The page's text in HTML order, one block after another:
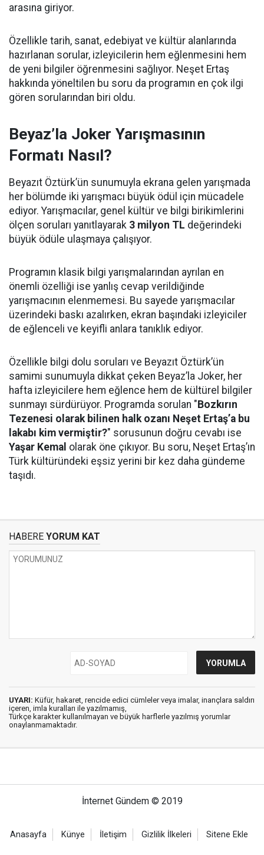
arasına giriyor.
Özellikle tarih, sanat, edebiyat ve kültür alanlarında
hazırlanan sorular, izleyicilerin hem eğlenmesini hem
de yeni bilgiler öğrenmesini sağlıyor. Neşet Ertaş
hakkında yöneltilen bu soru da programın en çok ilgi
gören sorularından biri oldu.
Beyaz’la Joker Yarışmasının
Formatı Nasıl?
Beyazıt Öztürk’ün sunumuyla ekrana gelen yarışmada
her bölümde iki yarışmacı büyük ödül için mücadele
ediyor. Yarışmacılar, genel kültür ve bilgi birikimlerini
ölçen soruları yanıtlayarak 3 milyon TL değerindeki
büyük ödüle ulaşmaya çalışıyor.
Programın klasik bilgi yarışmalarından ayrılan en
önemli özelliği ise yanlış cevap verildiğinde
yarışmacının elenmemesi. Bu sayede yarışmacılar
üzerindeki baskı azalırken, ekran başındaki izleyiciler
de eğlenceli ve keyifli anlara tanıklık ediyor.
Özellikle bilgi dolu soruları ve Beyazıt Öztürk’ün
samimi sunumuyla dikkat çeken Beyaz’la Joker, her
hafta izleyicilere hem eğlence hem de kültürel bilgiler
sunmayı sürdürüyor. Programda sorulan " Bozkırın
Tezenesi olarak bilinen halk ozanı Neşet Ertaş’a bu
lakabı kim vermiştir?" sorusunun doğru cevabı ise
Yaşar Kemal olarak öne çıkıyor. Bu soru, Neşet Ertaş’ın
Türk kültüründeki eşsiz yerini bir kez daha gündeme
taşıdı.
HABERE YORUM KAT
UYARI: Küfür, hakaret, rencide edici cümleler veya imalar, inançlara saldırı
içeren, imla kuralları ile yazılmamış,
Türkçe karakter kullanılmayan ve büyük harflerle yazılmış yorumlar
onaylanmamaktadır.
İnternet Gündem © 2019
Anasayfa Künye İletişim Gizlilik İlkeleri Sitene Ekle